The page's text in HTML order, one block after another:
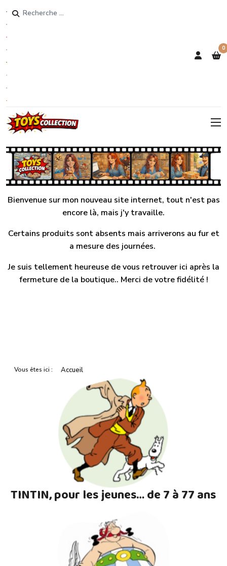
Rechercher
0
Bienvenue sur mon nouveau site internet, tout n'est pas
encore là, mais j'y travaille.
Certains produits sont absents mais arriverons au fur et
a mesure des journées.
Je suis tellement heureuse de vous retrouver ici après la
fermeture de la boutique.. Merci de votre fidélité !
Vous êtes ici : Accueil
TINTIN, pour les jeunes… de 7 à 77 ans